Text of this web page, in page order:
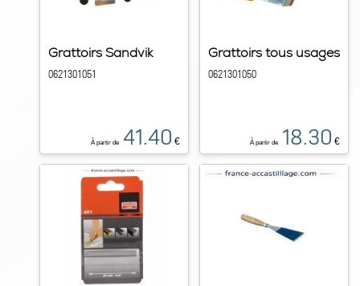
Grattoirs Sandvik
0621301051
À partir de 41.40 €
Grattoirs tous usages
0621301050
À partir de 18.30 €